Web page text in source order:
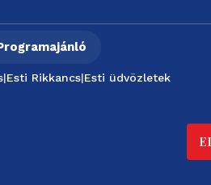
|Esti Rikkancs|Esti üdvözletek